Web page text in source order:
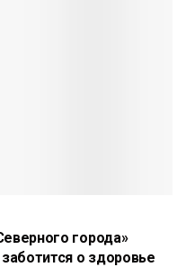
города»
о здоровье